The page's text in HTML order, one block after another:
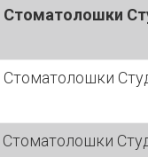
Стоматолошки